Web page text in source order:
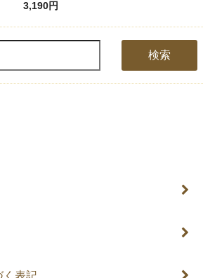
3,190円
検索